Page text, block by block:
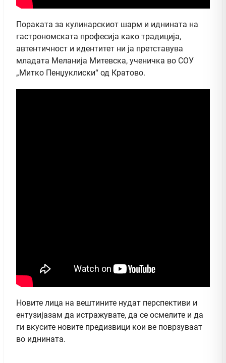
Пораката за кулинарскиот шарм и иднината на
гастрономската професија како традиција,
автентичност и идентитет ни ја претставува
младата Меланија Митевска, ученичка во СОУ
„Митко Пенџуклиски“ од Кратово.
Новите лица на вештините нудат перспективи и
ентузијазам да истражувате, да се осмелите и да
ги вкусите новите предизвици кои ве поврзуваат
во иднината.